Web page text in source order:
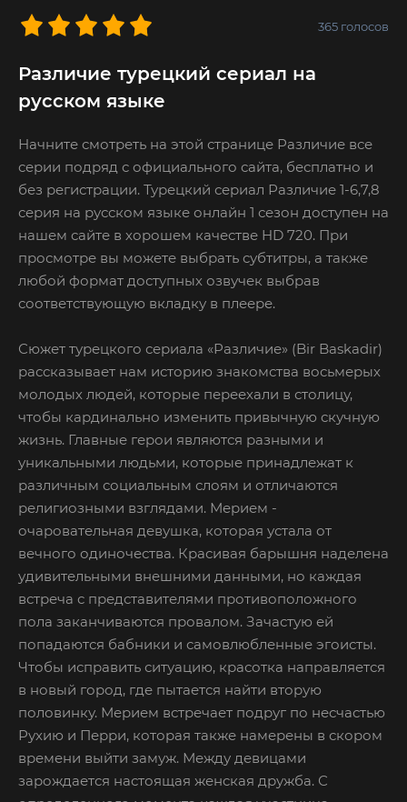
365 голосов
Различие турецкий сериал на
русском языке
Начните смотреть на этой странице Различие все
серии подряд с официального сайта, бесплатно и
без регистрации. Турецкий сериал Различие 1-6,7,8
серия на русском языке онлайн 1 сезон доступен на
нашем сайте в хорошем качестве HD 720. При
просмотре вы можете выбрать субтитры, а также
любой формат доступных озвучек выбрав
соответствующую вкладку в плеере.
Сюжет турецкого сериала «Различие» (Bir Baskadir)
рассказывает нам историю знакомства восьмерых
молодых людей, которые переехали в столицу,
чтобы кардинально изменить привычную скучную
жизнь. Главные герои являются разными и
уникальными людьми, которые принадлежат к
различным социальным слоям и отличаются
религиозными взглядами. Мерием -
очаровательная девушка, которая устала от
вечного одиночества. Красивая барышня наделена
удивительными внешними данными, но каждая
встреча с представителями противоположного
пола заканчиваются провалом. Зачастую ей
попадаются бабники и самовлюбленные эгоисты.
Чтобы исправить ситуацию, красотка направляется
в новый город, где пытается найти вторую
половинку. Мерием встречает подруг по несчастью
Рухию и Перри, которая также намерены в скором
времени выйти замуж. Между девицами
зарождается настоящая женская дружба. С